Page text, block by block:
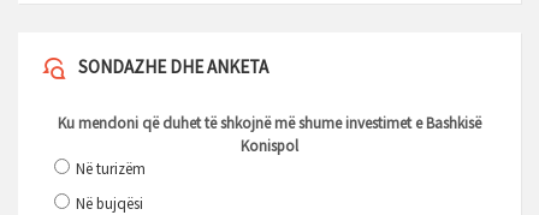
SONDAZHE DHE ANKETA
Ku mendoni që duhet të shkojnë më shume investimet e Bashkisë
Konispol
Në turizëm
Në bujqësi